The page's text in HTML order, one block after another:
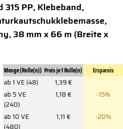
PP, Klebeband,
38 mm x 66 m (Breite x
Menge (Rolle(n)) Preis je 1 Rolle(n)
Ersparnis
ab 1 VE (48)
1,39 €
ab 5 VE
(240)
1,18 € -15%
ab 10 VE
(480)
1,11 € -20%